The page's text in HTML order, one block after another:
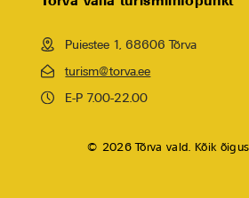
Puiestee 1, 68606 Tõrva
turism@torva.ee
E-P 7.00-22.00
© 2026 Tõrva vald. Kõik